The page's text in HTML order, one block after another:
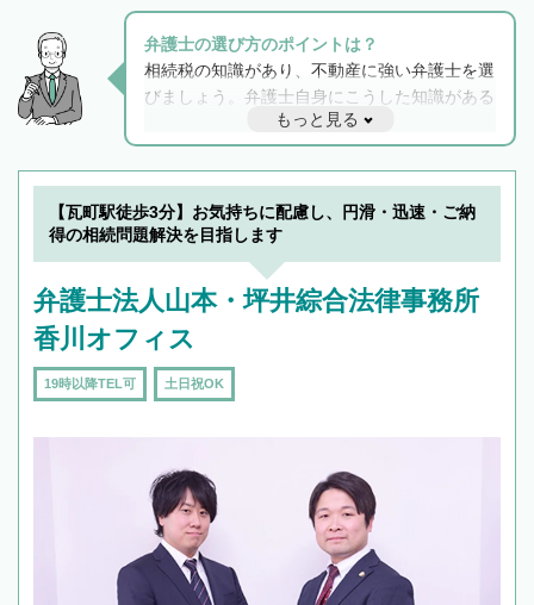
弁護士の選び方のポイントは？
相続税の知識があり、不動産に強い弁護士を選
びましょう。弁護士自身にこうした知識がある
と他士業との連携もスムーズに進み、トラブル
解決のみならず相続をトータルで任せることが
できます。また、相続は感情がからむ分野なの
でフィーリングも重要です。実際に電話や面談
で複数の弁護士と会話をしてウマが合う方に依
もっと見る
【瓦町駅徒歩3分】お気持ちに配慮し、円滑・迅速・ご納
得の相続問題解決を目指します
弁護士法人山本・坪井綜合法律事務所
香川オフィス
19時以降TEL可 土日祝OK